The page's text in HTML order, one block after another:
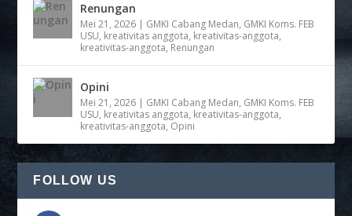
Renungan
Mei 21, 2026 | GMKI Cabang Medan, GMKI Koms. FEB
USU, kreativitas anggota, kreativitas-anggota,
kreativitas-anggota, Renungan
Opini
Mei 21, 2026 | GMKI Cabang Medan, GMKI Koms. FEB
USU, kreativitas anggota, kreativitas-anggota,
kreativitas-anggota, Opini
FOLLOW US